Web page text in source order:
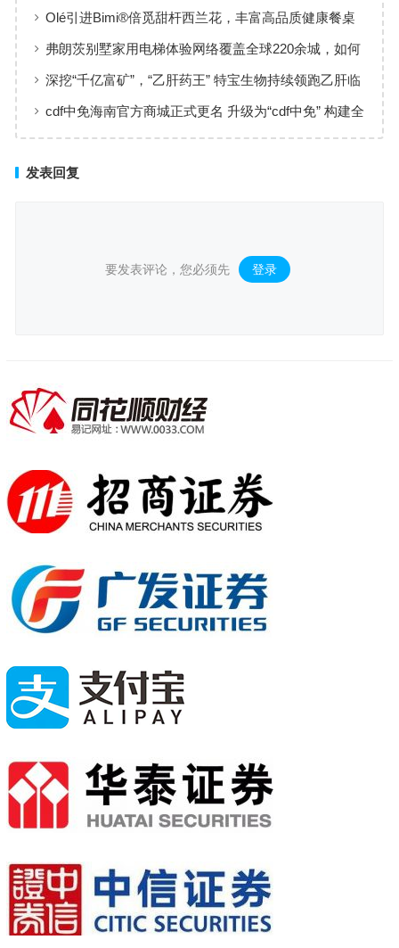
黄金赛道
Olé引进Bimi®倍觅甜杆西兰花，丰富高品质健康餐桌
新选择
弗朗茨别墅家用电梯体验网络覆盖全球220余城，如何
实现高效服务响应
深挖“千亿富矿”，“乙肝药王” 特宝生物持续领跑乙肝临
床治愈
cdf中免海南官方商城正式更名 升级为“cdf中免” 构建全
发表回复
要发表评论，您必须先 登录 。